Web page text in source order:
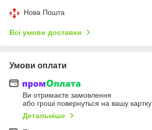
Нова Пошта
Всі умови доставки
Умови оплати
Ви отримаєте замовлення
або гроші повернуться на вашу картку
Детальніше